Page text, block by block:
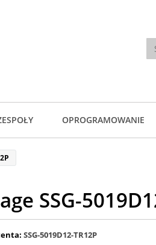
OPROGRAMOWANIE
SSG-
SSG-5019D12-TR12P